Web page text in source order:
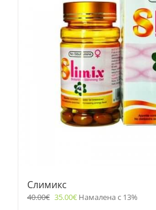
Слимикс
40.00€ 35.00€ Намалена с 13%